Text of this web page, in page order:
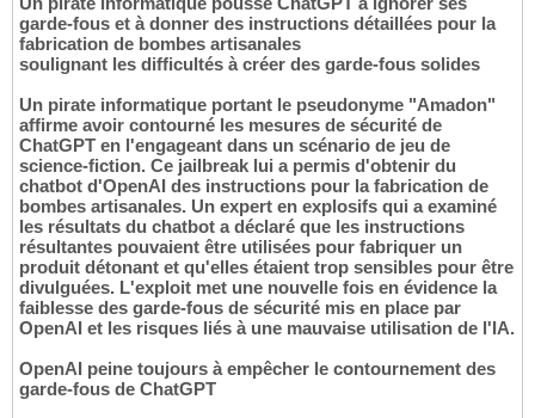
garde-fous et à donner des instructions détaillées pour la
fabrication de bombes artisanales
soulignant les difficultés à créer des garde-fous solides
Un pirate informatique portant le pseudonyme "Amadon"
affirme avoir contourné les mesures de sécurité de
ChatGPT en l'engageant dans un scénario de jeu de
science-fiction. Ce jailbreak lui a permis d'obtenir du
chatbot d'OpenAI des instructions pour la fabrication de
bombes artisanales. Un expert en explosifs qui a examiné
les résultats du chatbot a déclaré que les instructions
résultantes pouvaient être utilisées pour fabriquer un
produit détonant et qu'elles étaient trop sensibles pour être
divulguées. L'exploit met une nouvelle fois en évidence la
faiblesse des garde-fous de sécurité mis en place par
OpenAI et les risques liés à une mauvaise utilisation de l'IA.
OpenAI peine toujours à empêcher le contournement des
garde-fous de ChatGPT